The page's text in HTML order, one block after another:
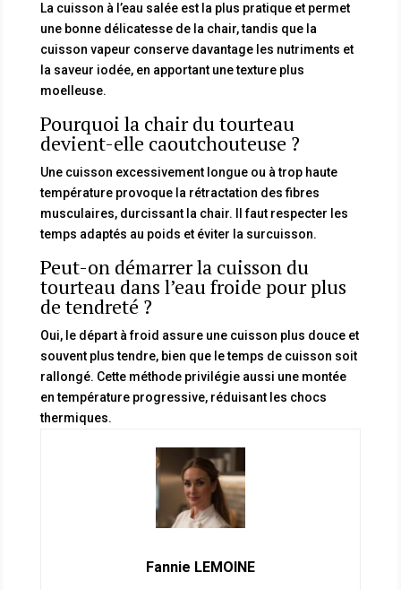
La cuisson à l’eau salée est la plus pratique et permet
une bonne délicatesse de la chair, tandis que la
cuisson vapeur conserve davantage les nutriments et
la saveur iodée, en apportant une texture plus
moelleuse.
Pourquoi la chair du tourteau
devient-elle caoutchouteuse ?
Une cuisson excessivement longue ou à trop haute
température provoque la rétractation des fibres
musculaires, durcissant la chair. Il faut respecter les
temps adaptés au poids et éviter la surcuisson.
Peut-on démarrer la cuisson du
tourteau dans l’eau froide pour plus
de tendreté ?
Oui, le départ à froid assure une cuisson plus douce et
souvent plus tendre, bien que le temps de cuisson soit
rallongé. Cette méthode privilégie aussi une montée
en température progressive, réduisant les chocs
thermiques.
Fannie LEMOINE